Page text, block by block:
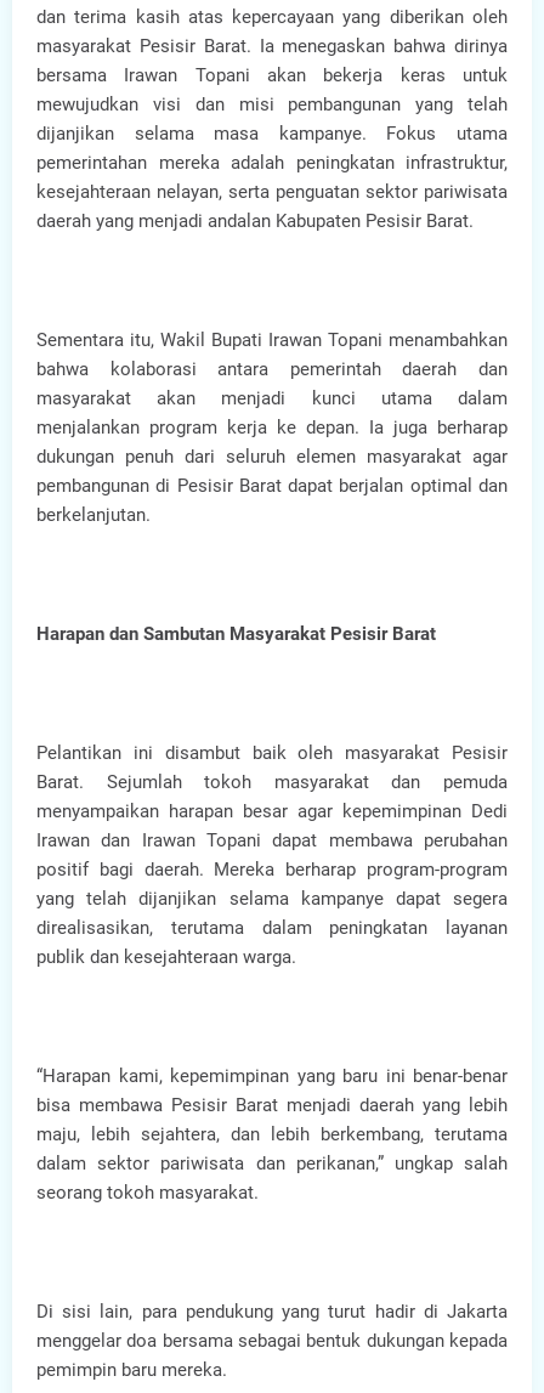
dan terima kasih atas kepercayaan yang diberikan oleh
masyarakat Pesisir Barat. Ia menegaskan bahwa dirinya
bersama Irawan Topani akan bekerja keras untuk
mewujudkan visi dan misi pembangunan yang telah
dijanjikan selama masa kampanye. Fokus utama
pemerintahan mereka adalah peningkatan infrastruktur,
kesejahteraan nelayan, serta penguatan sektor pariwisata
daerah yang menjadi andalan Kabupaten Pesisir Barat.
Sementara itu, Wakil Bupati Irawan Topani menambahkan
bahwa kolaborasi antara pemerintah daerah dan
masyarakat akan menjadi kunci utama dalam
menjalankan program kerja ke depan. Ia juga berharap
dukungan penuh dari seluruh elemen masyarakat agar
pembangunan di Pesisir Barat dapat berjalan optimal dan
berkelanjutan.
Harapan dan Sambutan Masyarakat Pesisir Barat
Pelantikan ini disambut baik oleh masyarakat Pesisir
Barat. Sejumlah tokoh masyarakat dan pemuda
menyampaikan harapan besar agar kepemimpinan Dedi
Irawan dan Irawan Topani dapat membawa perubahan
positif bagi daerah. Mereka berharap program-program
yang telah dijanjikan selama kampanye dapat segera
direalisasikan, terutama dalam peningkatan layanan
publik dan kesejahteraan warga.
“Harapan kami, kepemimpinan yang baru ini benar-benar
bisa membawa Pesisir Barat menjadi daerah yang lebih
maju, lebih sejahtera, dan lebih berkembang, terutama
dalam sektor pariwisata dan perikanan,” ungkap salah
seorang tokoh masyarakat.
Di sisi lain, para pendukung yang turut hadir di Jakarta
menggelar doa bersama sebagai bentuk dukungan kepada
pemimpin baru mereka.